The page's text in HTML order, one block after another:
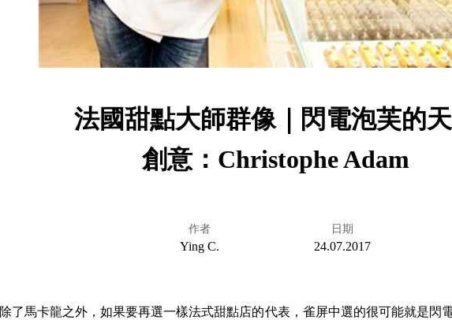
法國甜點大師群像｜閃電泡芙的
創意：Christophe Adam
作者
Ying C.
日期
24.07.2017
除了馬卡龍之外，如果要再選一樣法式甜點店的代表，雀屏中選的很可能就是閃